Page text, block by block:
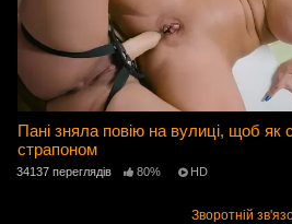
Пані зняла повію на вулиці, щоб як
страпоном
34137 переглядів 80% HD
Зворотній